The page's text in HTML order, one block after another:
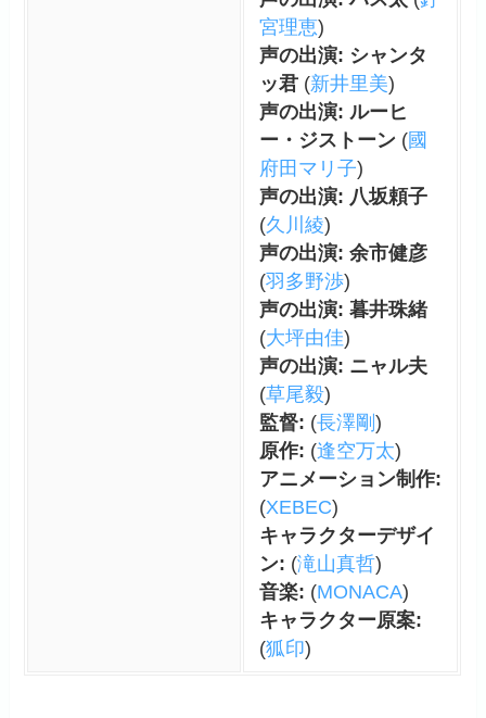
宮理恵)
声の出演: シャンタ
ッ君(新井里美)
声の出演: ルーヒ
ー・ジストーン(國
府田マリ子)
声の出演: 八坂頼子
(久川綾)
声の出演: 余市健彦
(羽多野渉)
声の出演: 暮井珠緒
(大坪由佳)
声の出演: ニャル夫
(草尾毅)
監督: (長澤剛 )
原作: (逢空万太)
アニメーション制作:
(XEBEC)
キャラクターデザイ
ン: (滝山真哲)
音楽: (MONACA)
キャラクター原案:
(狐印)